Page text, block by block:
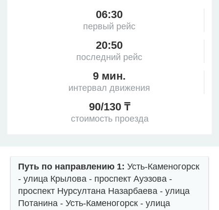
06:30
первый рейс
20:50
последний рейс
9 мин.
интервал движения
90/130 ₸
стоимость проезда
Путь по направлению 1: Усть-Каменогорск
- улица Крылова - проспект Ауэзова -
проспект Нурсултана Назарбаева - улица
Потанина - Усть-Каменогорск - улица